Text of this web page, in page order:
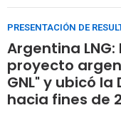
PRESENTACIÓN DE
Argentina
proyecto
GNL" y ubicó
hacia fines de